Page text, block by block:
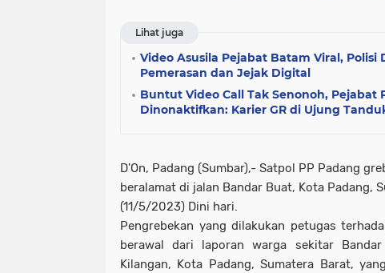
Lihat juga
Video Asusila Pejabat Batam Viral, Polisi
Pemerasan dan Jejak Digital
Buntut Video Call Tak Senonoh, Pejabat
Dinonaktifkan: Karier GR di Ujung
D'On, Padang (Sumbar),- Satpol PP Padang
beralamat di jalan Bandar Buat, Kota Padang,
(11/5/2023) Dini hari.
Pengrebekan yang dilakukan petugas
berawal dari laporan warga sekitar
Kilangan, Kota Padang, Sumatera Barat,